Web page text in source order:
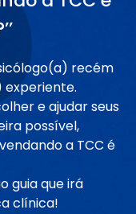
recém
e ajudar seus
possível,
a TCC é
guia que irá
clínica!